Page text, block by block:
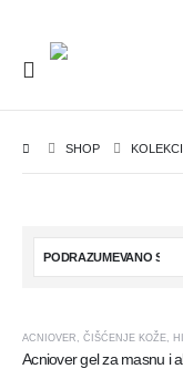
SHOP
ACNIOVER , ČIŠĆENJE KOŽE,